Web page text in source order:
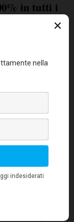
in tutti i
delle
script di
di
tutti i
.
un
loro di